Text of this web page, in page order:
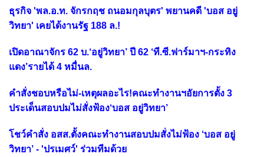
ธุรกิจ 'พล.อ.ท. จักรกฤช ถนอมกุลบุตร' พยานคดี 'บอส อยู่
วิทยา' เคยได้งานรัฐ 188 ล.!
เปิดอาณาจักร 62 บ.‘อยู่วิทยา’ ปี 62 ‘ที.ซี.ฟาร์มาฯ-กระทิง
แดง’รายได้ 4 หมื่นล.
คำสั่งชอบหรือไม่-เหตุผลอะไร!คณะทำงานฯอัยการตั้ง 3
ประเด็นสอบปมไม่สั่งฟ้อง‘บอส อยู่วิทยา’
โชว์คำสั่ง อสส.ตั้งคณะทำงานสอบปมสั่งไม่ฟ้อง ‘บอส อยู่
วิทยา’ - 'ปรเมศว์' ร่วมทีมด้วย